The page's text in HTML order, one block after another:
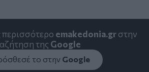
περισσότερο emakedonia.grστην
της Google
το στην Google